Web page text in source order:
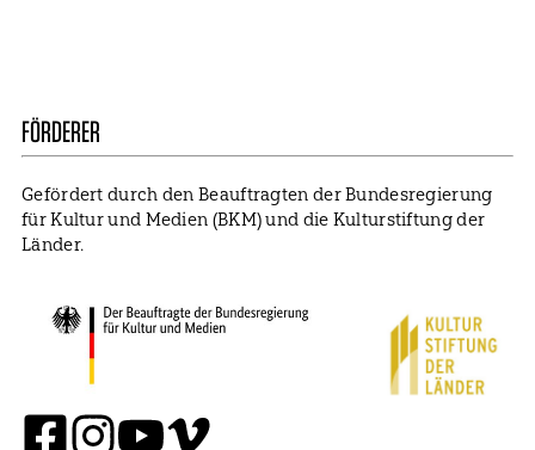
FÖRDERER
Gefördert durch den Beauftragten der Bundesregierung
für Kultur und Medien (BKM) und die Kulturstiftung der
Länder.